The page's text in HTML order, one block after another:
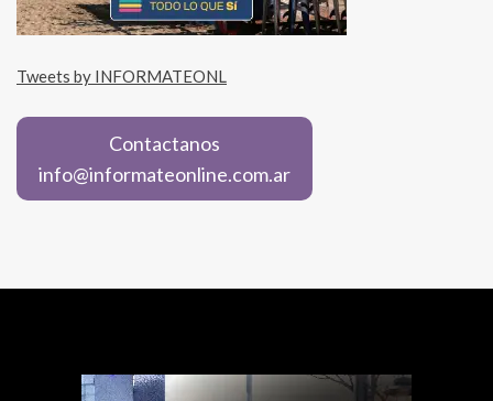
Tweets by INFORMATEONL
Contactanos
info@informateonline.com.ar